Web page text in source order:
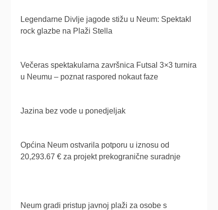
Legendarne Divlje jagode stižu u Neum: Spektakl
rock glazbe na Plaži Stella
Večeras spektakularna završnica Futsal 3×3 turnira
u Neumu – poznat raspored nokaut faze
Jazina bez vode u ponedjeljak
Općina Neum ostvarila potporu u iznosu od
20,293.67 € za projekt prekogranične suradnje
Neum gradi pristup javnoj plaži za osobe s